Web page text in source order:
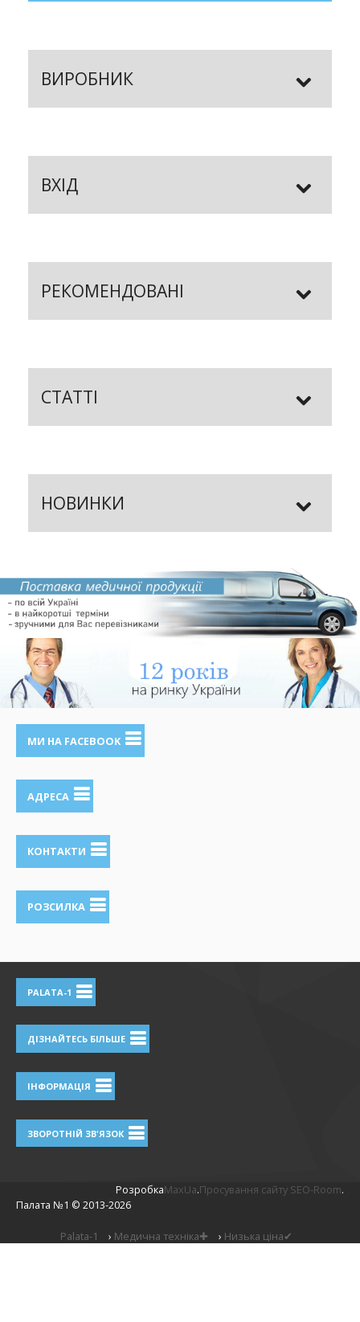
ВИРОБНИК
ВХІД
РЕКОМЕНДОВАНІ
СТАТТІ
НОВИНКИ
МИ НА FACEBOOK
АДРЕСА
КОНТАКТИ
РОЗСИЛКА
PALATA-1
ДІЗНАЙТЕСЬ БІЛЬШЕ
ІНФОРМАЦІЯ
ЗВОРОТНІЙ ЗВ'ЯЗОК
РозробкаMaxUa.Просування сайту SEO-Room.
Палата №1 © 2013-2026
Palata-1 › Медична техніка✚ › Низька ціна✔